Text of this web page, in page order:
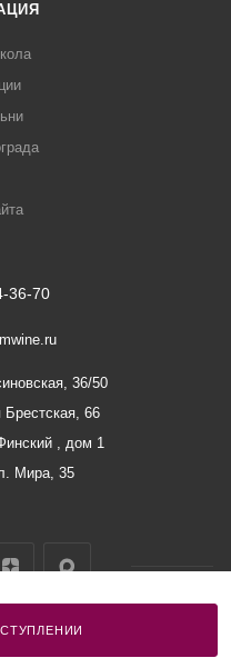
36-70
36/50
66
, дом 1
Мира, 35